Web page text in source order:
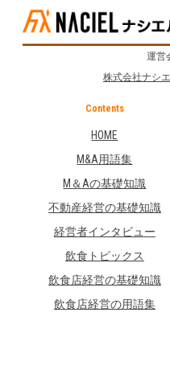
運営
株式会社ナシ
Contents
HOME
M&A用語集
M＆Aの基礎知識
不動産経営の基礎知識
経営者インタビュー
飲食トピックス
飲食店経営の基礎知識
飲食店経営の用語集